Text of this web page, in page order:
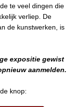
te veel dingen die
verliep. De
de kunstwerken, is
expositie gewist
aanmelden.
knop: